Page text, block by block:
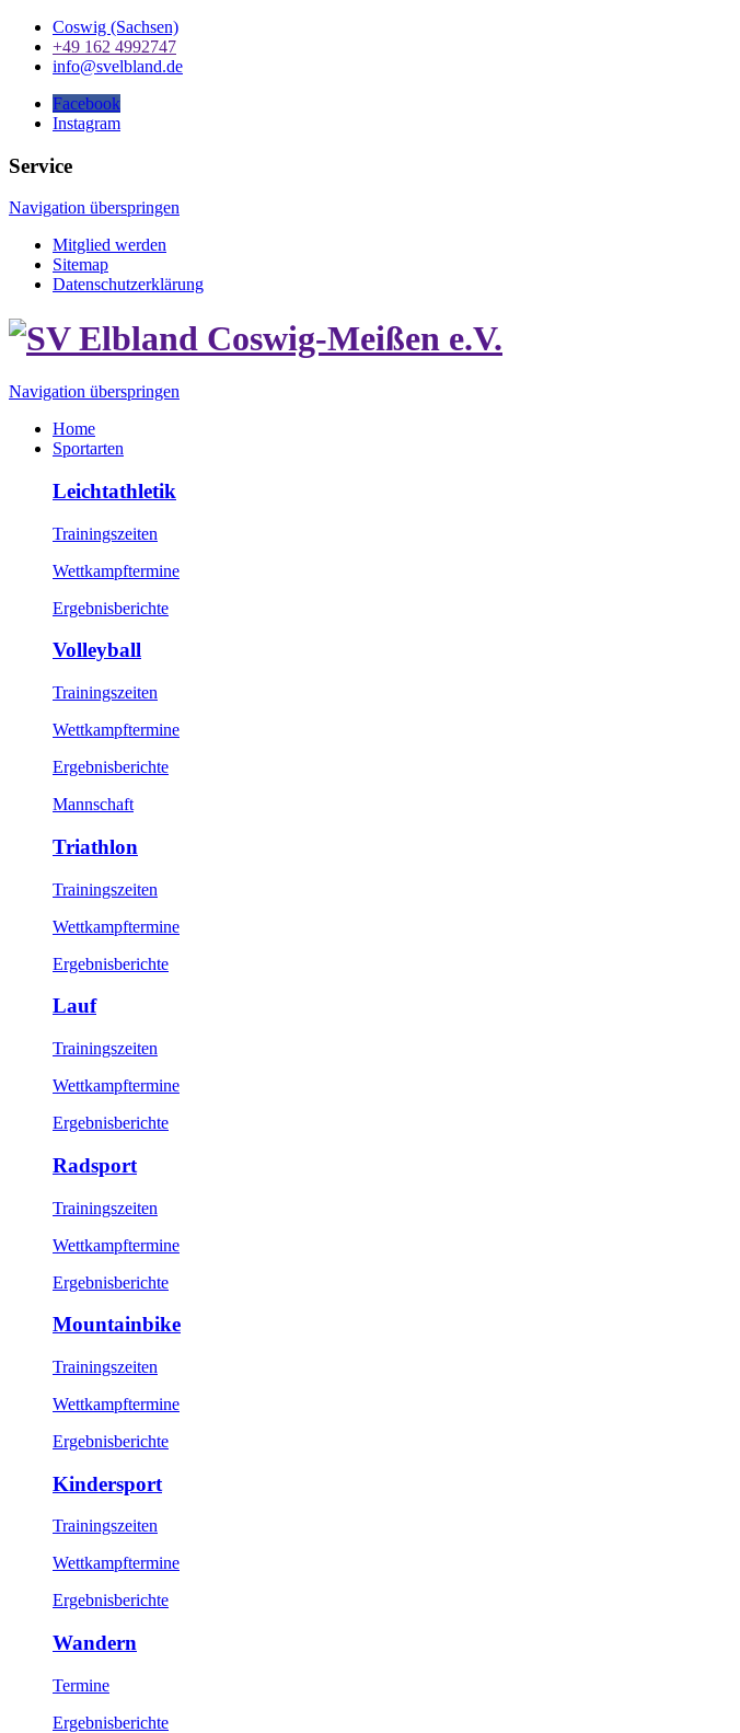
Coswig (Sachsen)
+49 162 4992747
info@svelbland.de
Facebook
Instagram
Service
Navigation überspringen
Mitglied werden
Sitemap
Datenschutzerklärung
Navigation überspringen
Home
Sportarten
Leichtathletik
Trainingszeiten
Wettkampftermine
Ergebnisberichte
Volleyball
Trainingszeiten
Wettkampftermine
Ergebnisberichte
Mannschaft
Triathlon
Trainingszeiten
Wettkampftermine
Ergebnisberichte
Lauf
Trainingszeiten
Wettkampftermine
Ergebnisberichte
Radsport
Trainingszeiten
Wettkampftermine
Ergebnisberichte
Mountainbike
Trainingszeiten
Wettkampftermine
Ergebnisberichte
Kindersport
Trainingszeiten
Wettkampftermine
Ergebnisberichte
Wandern
Termine
Ergebnisberichte